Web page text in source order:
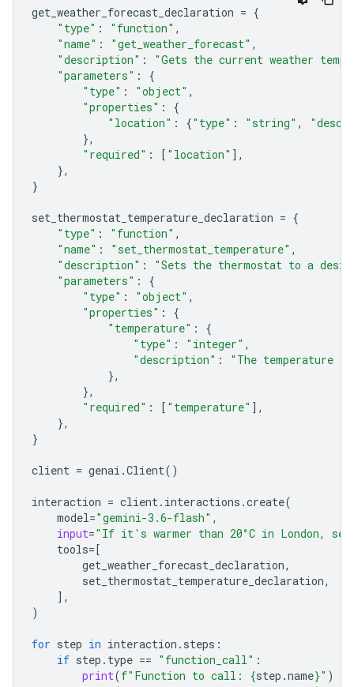
get_weather_forecast_declaration = {
"type" : "function" ,
"name" : "get_weather_forecast" ,
"description" :
"Gets the current weather
"parameters" :
{
"type" : "object" ,
"properties" :
{
"location" : {"type" : "string" ,
},
"required" : [ "location" ],
},
}
set_thermostat_temperature_declaration = {
"type" : "function" ,
"name" : "set_thermostat_temperature" ,
"description" :
"Sets the thermostat to a
"parameters" :
{
"type" : "object" ,
"properties" :
{
"temperature" :
{
"type" : "integer" ,
"description" :
"The temperature
},
},
"required" : [ "temperature" ],
},
}
client = genai .Client()
interaction = client. interactions .create(
model="gemini-3.6-flash" ,
input="If it's warmer than 20°C in London,
tools= [
get_weather_forecast_declaration,
set_thermostat_temperature_declaration,
],
)
for step in interaction . steps :
if step . type == "function_call" :
print(f"Function to call: {step .name}" )